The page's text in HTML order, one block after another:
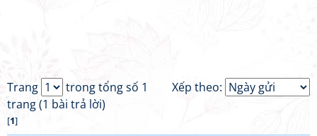
Xếp theo:
Trang
trong tổng số 1
trang (1 bài trả lời)
[1]